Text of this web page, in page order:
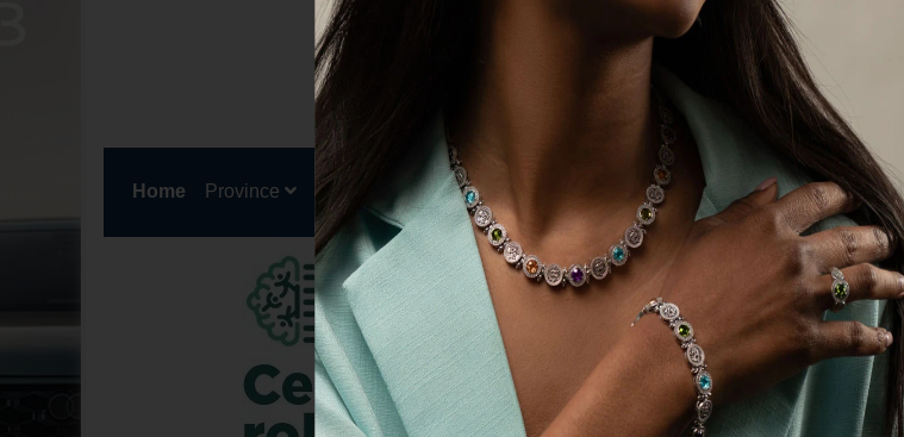
Home (current)
Province Cronaca Politica Attualità Economia Sport Servizi